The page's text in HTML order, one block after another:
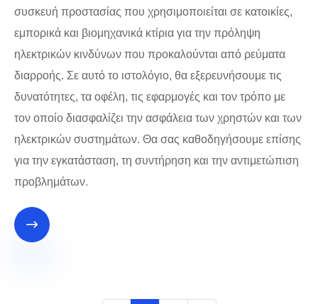
συσκευή προστασίας που χρησιμοποιείται σε κατοικίες,
εμπορικά και βιομηχανικά κτίρια για την πρόληψη
ηλεκτρικών κινδύνων που προκαλούνται από ρεύματα
διαρροής. Σε αυτό το ιστολόγιο, θα εξερευνήσουμε τις
δυνατότητες, τα οφέλη, τις εφαρμογές και τον τρόπο με
τον οποίο διασφαλίζει την ασφάλεια των χρηστών και των
ηλεκτρικών συστημάτων. Θα σας καθοδηγήσουμε επίσης
για την εγκατάσταση, τη συντήρηση και την αντιμετώπιση
προβλημάτων.
